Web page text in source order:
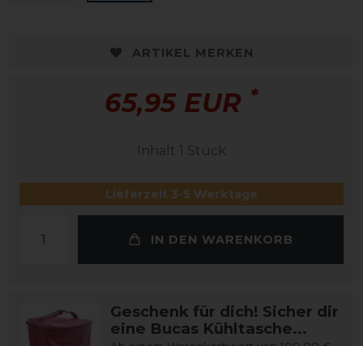
ARTIKEL MERKEN
65,95 EUR *
Inhalt 1 Stück
Lieferzeit 3-5 Werktage
IN DEN WARENKORB
Geschenk für dich! Sicher dir
eine Bucas Kühltasche...